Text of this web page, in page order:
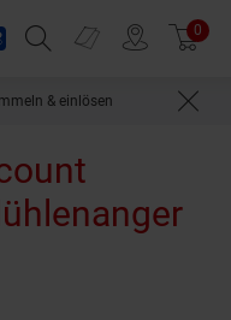
Suchfeld einblenden
Prospekte 0
& einlösen